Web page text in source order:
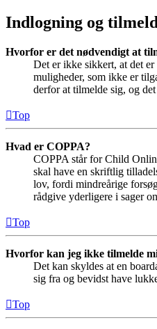
Indlogning og
Hvorfor er det nødvendigt at
Det er ikke sikkert, at det
muligheder, som ikke er
derfor at tilmelde sig, og
Top
Hvad er COPPA?
COPPA står for Child
skal have en skriftlig
lov, fordi mindreårige
rådgive yderligere i sager
Top
Hvorfor kan jeg ikke tilmelde
Det kan skyldes at en
sig fra og bevidst have
Top